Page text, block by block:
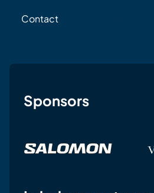
Contact
Sponsors